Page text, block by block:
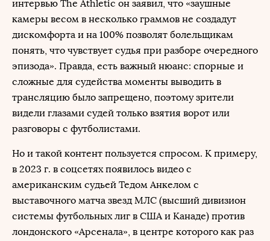
интервью The Athletic он заявил, что «заушные
камеры весом в несколько граммов не создадут
дискомфорта и на 100% позволят болельщикам
понять, что чувствует судья при разборе очередного
эпизода». Правда, есть важный нюанс: спорные и
сложные для судейства моменты выводить в
трансляцию было запрещено, поэтому зрители
видели глазами судей только взятия ворот или
разговоры с футболистами.
Но и такой контент пользуется спросом. К примеру,
в 2023 г. в соцсетях появилось видео с
американским судьей Тедом Анкелом с
выставочного матча звезд МЛС (высший дивизион
системы футбольных лиг в США и Канаде) против
лондонского «Арсенала», в центре которого как раз